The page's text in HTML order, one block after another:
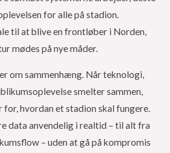
for alle på stadion.
til at blive en frontløber i Norden,
mødes på nye måder.
om sammenhæng. Når teknologi,
smelter sammen,
hvordan et stadion skal fungere.
data anvendelig i realtid – til alt fra
– uden at gå på kompromis